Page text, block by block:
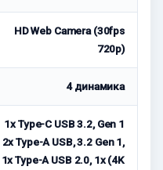
HD Web Camera (30fps
720p)
4 динамика
1x Type-C USB 3.2, Gen 1
2x Type-A USB, 3.2 Gen 1,
1x Type-A USB 2.0, 1x (4K